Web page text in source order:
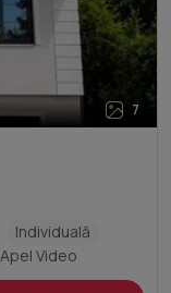
7
Individuală
Video